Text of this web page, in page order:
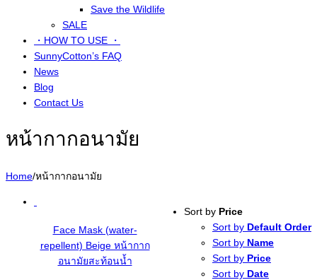
Save the Wildlife
SALE
・HOW TO USE ・
SunnyCotton’s FAQ
News
Blog
Contact Us
หน้ากากอนามัย
Home/หน้ากากอนามัย
Sort by Price
Sort by Default Order
Sort by Name
Sort by Price
Sort by Date
Face Mask (water-
repellent) Beige หน้ากาก
อนามัยสะท้อนน้ำ